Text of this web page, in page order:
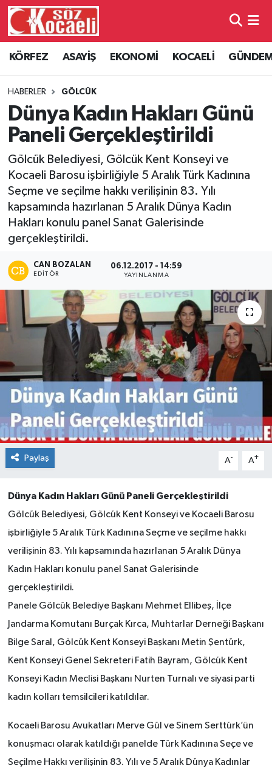
KÖRFEZ ASAYİŞ EKONOMİ KOCAELİ
HABERLER GÖLCÜK
Dünya Kadın Hakları Günü
Paneli Gerçekleştirildi
Gölcük Belediyesi, Gölcük Kent Konseyi ve
Kocaeli Barosu işbirliğiyle 5 Aralık Türk Kadınına
Seçme ve seçilme hakkı verilişinin 83. Yılı
kapsamında hazırlanan 5 Aralık Dünya Kadın
Hakları konulu panel Sanat Galerisinde
gerçekleştirildi.
CAN BOZALAN
EDITÖR
06.12.2017 - 14:59
YAYINLANMA
Paylaş A- A+
Dünya Kadın Hakları Günü Paneli Gerçekleştirildi
Gölcük Belediyesi, Gölcük Kent Konseyi ve Kocaeli Barosu
işbirliğiyle 5 Aralık Türk Kadınına Seçme ve seçilme hakkı
verilişinin 83. Yılı kapsamında hazırlanan 5 Aralık Dünya
Kadın Hakları konulu panel Sanat Galerisinde
gerçekleştirildi.
Panele Gölcük Belediye Başkanı Mehmet Ellibeş, İlçe
Jandarma Komutanı Burçak Kırca, Muhtarlar Derneği Başkanı
Bilge Saral, Gölcük Kent Konseyi Başkanı Metin Şentürk,
Kent Konseyi Genel Sekreteri Fatih Bayram, Gölcük Kent
Konseyi Kadın Meclisi Başkanı Nurten Turnalı ve siyasi parti
kadın kolları temsilcileri katıldılar.
Kocaeli Barosu Avukatları Merve Gül ve Sinem Serttürk’ün
konuşmacı olarak katıldığı panelde Türk Kadınına Seçe ve
Seçilme Hakkı verilişinin 83. Yılı ve 5 Aralık Dünya Kadınlar
Kocaeli Hava Durumu
Kocaeli Namaz Vakitleri
Kocaeli Trafik Yoğunluk Haritası
Süper Lig Puan Durumu ve Fikstür
Tüm Manşetler
Son Dakika Haberleri
Haber Arşivi